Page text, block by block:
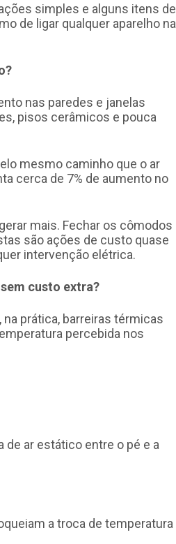
simples e alguns itens de
de ligar qualquer aparelho na
nas paredes e janelas
pisos cerâmicos e pouca
mesmo caminho que o ar
cerca de 7% de aumento no
mais. Fechar os cômodos
são ações de custo quase
intervenção elétrica.
custo extra?
prática, barreiras térmicas
percebida nos
ar estático entre o pé e a
a troca de temperatura